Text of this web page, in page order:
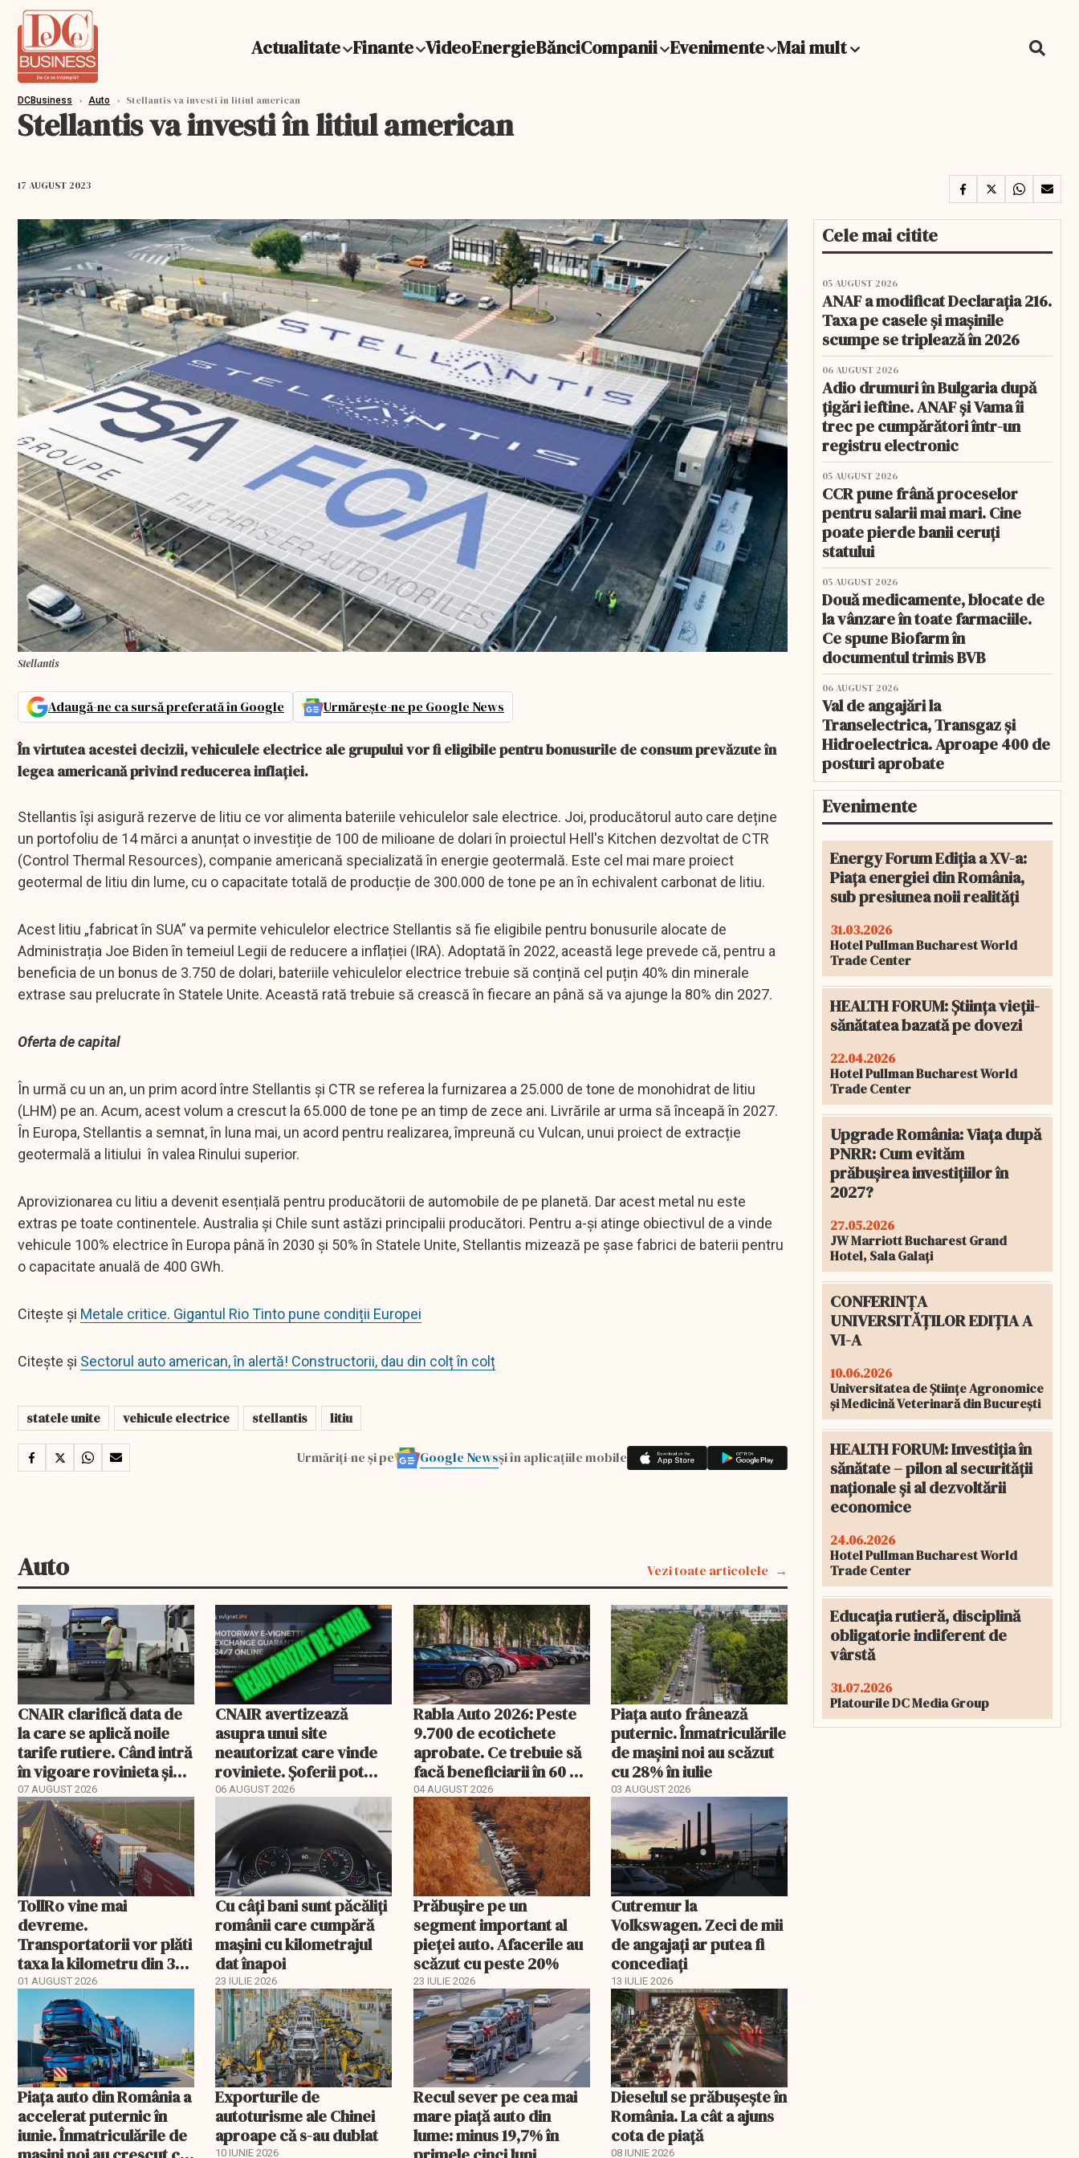
Actualitate Finante VideoEnergieBănciCompanii Evenimente Mai mult
DCBusiness › Auto › Stellantis va investi în litiul american
Stellantis va investi în litiul american
17 AUGUST 2023
Stellantis
Adaugă-ne ca sursă preferată în Google Urmărește-ne pe Google News
În virtutea acestei decizii, vehiculele electrice ale grupului vor fi eligibile pentru bonusurile de consum prevăzute în
legea americană privind reducerea inflației.
Stellantis își asigură rezerve de litiu ce vor alimenta bateriile vehiculelor sale electrice. Joi, producătorul auto care deține
un portofoliu de 14 mărci a anunțat o investiție de 100 de milioane de dolari în proiectul Hell's Kitchen dezvoltat de CTR
(Control Thermal Resources), companie americană specializată în energie geotermală. Este cel mai mare proiect
geotermal de litiu din lume, cu o capacitate totală de producție de 300.000 de tone pe an în echivalent carbonat de litiu.
Acest litiu „fabricat în SUA” va permite vehiculelor electrice Stellantis să fie eligibile pentru bonusurile alocate de
Administrația Joe Biden în temeiul Legii de reducere a inflației (IRA). Adoptată în 2022, această lege prevede că, pentru a
beneficia de un bonus de 3.750 de dolari, bateriile vehiculelor electrice trebuie să conțină cel puțin 40% din minerale
extrase sau prelucrate în Statele Unite. Această rată trebuie să crească în fiecare an până să va ajunge la 80% din 2027.
Oferta de capital
În urmă cu un an, un prim acord între Stellantis și CTR se referea la furnizarea a 25.000 de tone de monohidrat de litiu
(LHM) pe an. Acum, acest volum a crescut la 65.000 de tone pe an timp de zece ani. Livrările ar urma să înceapă în 2027.
În Europa, Stellantis a semnat, în luna mai, un acord pentru realizarea, împreună cu Vulcan, unui proiect de extracție
geotermală a litiului în valea Rinului superior.
Aprovizionarea cu litiu a devenit esențială pentru producătorii de automobile de pe planetă. Dar acest metal nu este
extras pe toate continentele. Australia și Chile sunt astăzi principalii producători. Pentru a-și atinge obiectivul de a vinde
vehicule 100% electrice în Europa până în 2030 și 50% în Statele Unite, Stellantis mizează pe șase fabrici de baterii pentru
o capacitate anuală de 400 GWh.
Citește și Metale critice. Gigantul Rio Tinto pune condiții Europei
Citește și Sectorul auto american, în alertă! Constructorii, dau din colț în colț
statele unite vehicule electrice stellantis litiu
Urmăriți-ne și pe Google Newsși în aplicațiile mobile
Auto Vezi toate articolele
CNAIR clarifică data de
la care se aplică noile
tarife rutiere. Când intră
în vigoare rovinieta și
TollRo
07 AUGUST 2026
CNAIR avertizează
asupra unui site
neautorizat care vinde
roviniete. Șoferii pot
plăti și cu 186% mai mult
06 AUGUST 2026
Rabla Auto 2026: Peste
9.700 de ecotichete
aprobate. Ce trebuie să
facă beneficiarii în 60 de
zile
04 AUGUST 2026
Piața auto frânează
puternic. Înmatriculările
de mașini noi au scăzut
cu 28% în iulie
03 AUGUST 2026
TollRo vine mai
devreme.
Transportatorii vor plăti
taxa la kilometru din 31
august
01 AUGUST 2026
Cu câţi bani sunt păcăliţi
românii care cumpără
maşini cu kilometrajul
dat înapoi
23 IULIE 2026
Prăbușire pe un
segment important al
pieței auto. Afacerile au
scăzut cu peste 20%
23 IULIE 2026
Cutremur la
Volkswagen. Zeci de mii
de angajați ar putea fi
concediați
13 IULIE 2026
Piața auto din România a
accelerat puternic în
iunie. Înmatriculările de
Exporturile de
autoturisme ale Chinei
aproape că s-au dublat
10 IUNIE 2026
Recul sever pe cea mai
mare piață auto din
lume: minus 19,7% în
Dieselul se prăbușește în
România. La cât a ajuns
cota de piață
08 IUNIE 2026
Cele mai citite
05 AUGUST 2026
ANAF a modificat Declarația 216.
Taxa pe casele și mașinile
scumpe se triplează în 2026
06 AUGUST 2026
Adio drumuri în Bulgaria după
țigări ieftine. ANAF și Vama îi
trec pe cumpărători într-un
registru electronic
05 AUGUST 2026
CCR pune frână proceselor
pentru salarii mai mari. Cine
poate pierde banii ceruți
statului
05 AUGUST 2026
Două medicamente, blocate de
la vânzare în toate farmaciile.
Ce spune Biofarm în
documentul trimis BVB
06 AUGUST 2026
Val de angajări la
Transelectrica, Transgaz și
Hidroelectrica. Aproape 400 de
posturi aprobate
Evenimente
Energy Forum Ediția a XV-a:
Piața energiei din România,
sub presiunea noii realități
31.03.2026
Hotel Pullman Bucharest World
Trade Center
HEALTH FORUM: Știința vieții-
sănătatea bazată pe dovezi
22.04.2026
Hotel Pullman Bucharest World
Trade Center
Upgrade România: Viața după
PNRR: Cum evităm
prăbușirea investițiilor în
2027?
27.05.2026
JW Marriott Bucharest Grand
Hotel, Sala Galați
CONFERINȚA
UNIVERSITĂȚILOR EDIȚIA A
VI-A
10.06.2026
Universitatea de Științe Agronomice
și Medicină Veterinară din București
HEALTH FORUM: Investiția în
sănătate – pilon al securității
naționale și al dezvoltării
economice
24.06.2026
Hotel Pullman Bucharest World
Trade Center
Educația rutieră, disciplină
obligatorie indiferent de
vârstă
31.07.2026
Platourile DC Media Group